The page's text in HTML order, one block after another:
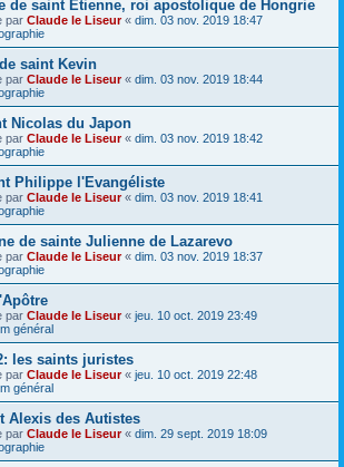
de saint Etienne, roi apostolique de Hongrie
par Claude le Liseur« dim. 03 nov. 2019 18:47
saint Kevin
par Claude le Liseur« dim. 03 nov. 2019 18:44
Nicolas du Japon
par Claude le Liseur« dim. 03 nov. 2019 18:42
Philippe l'Evangéliste
par Claude le Liseur« dim. 03 nov. 2019 18:41
de sainte Julienne de Lazarevo
par Claude le Liseur« dim. 03 nov. 2019 18:37
par Claude le Liseur« jeu. 10 oct. 2019 23:49
général
les saints juristes
par Claude le Liseur« jeu. 10 oct. 2019 22:48
général
Alexis des Autistes
par Claude le Liseur« dim. 29 sept. 2019 18:09